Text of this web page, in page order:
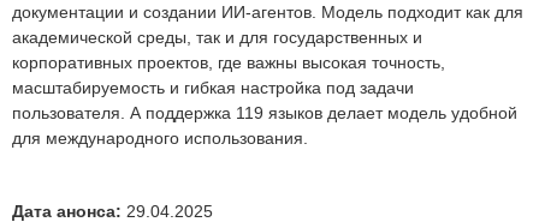
документации и создании ИИ-агентов. Модель подходит как для
академической среды, так и для государственных и
корпоративных проектов, где важны высокая точность,
масштабируемость и гибкая настройка под задачи
пользователя. А поддержка 119 языков делает модель удобной
для международного использования.
Дата анонса: 29.04.2025